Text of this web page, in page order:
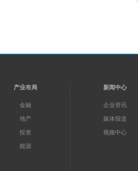
产业布局
金融
地产
投资
能源
新闻中心
企业资讯
媒体报道
视频中心